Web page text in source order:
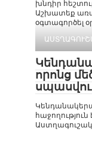
խնդիր
Աշխատեք
օգտագործել
որոնց